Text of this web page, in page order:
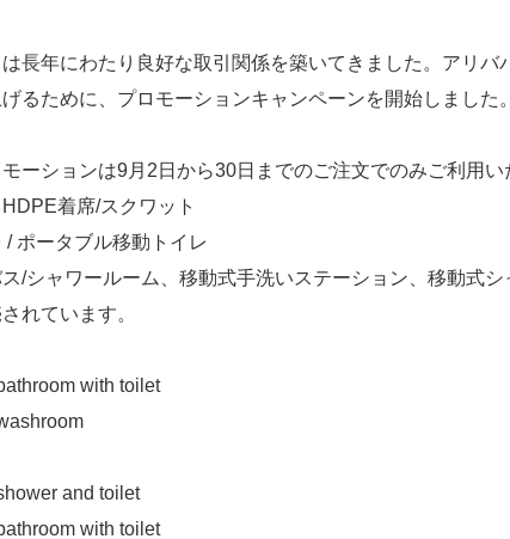
長年にわたり良好な取引関係を築いてきました。アリ
るために、プロモーションキャンペーンを開始しました。
ーションは9月2日から30日までのご注文でのみご利用
着席/スクワット
/ ポータブル移動トイレ
ス/シャワールーム、移動式手洗いステーション、移動式
れています。